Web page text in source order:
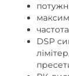
DSP